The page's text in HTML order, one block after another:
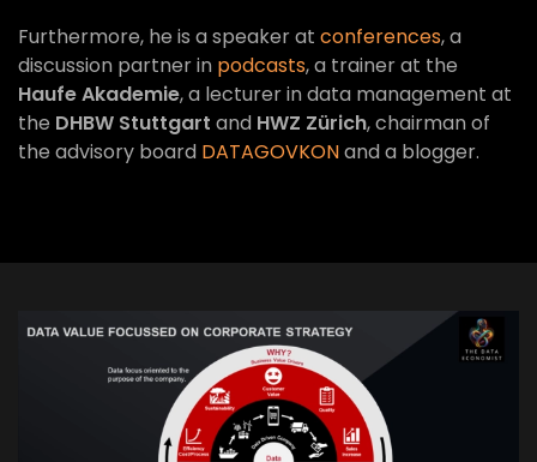
Furthermore, he is a speaker at conferences, a
discussion partner in podcasts, a trainer at the
Haufe Akademie, a lecturer in data management at
the DHBW Stuttgart and HWZ Zürich, chairman of
the advisory board DATAGOVKONand a blogger.